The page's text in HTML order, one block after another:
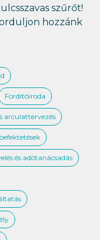
szűrőt!
hozzánk
Fordítóiroda
arculattervezés
és adótanácsadás